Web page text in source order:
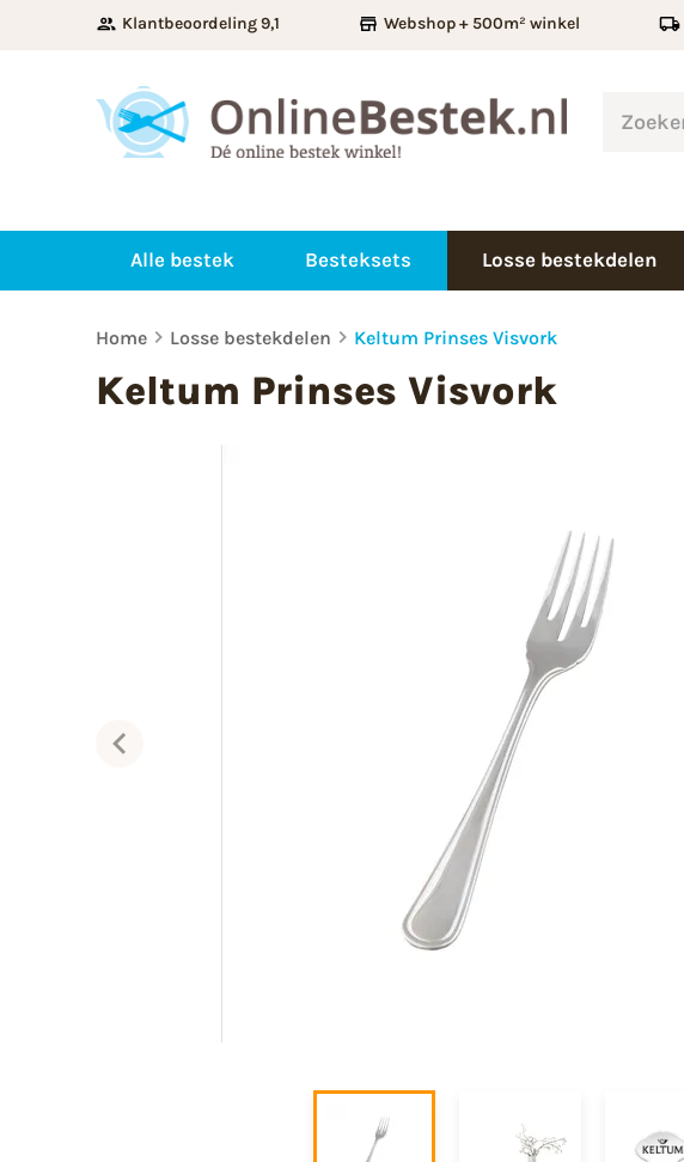
Klantbeoordeling 9,1 Webshop + 500m² winkel
Alle bestek Besteksets Losse bestekdelen
Home Losse bestekdelen Keltum Prinses Visvork
Keltum Prinses Visvork